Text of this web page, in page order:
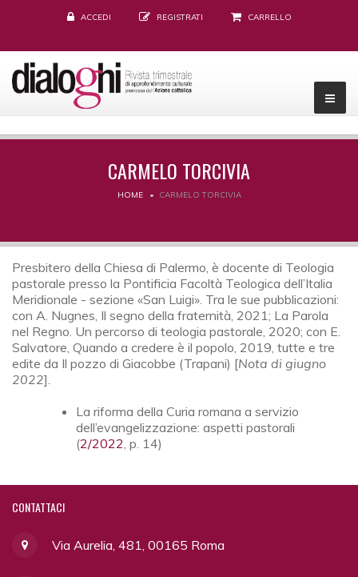
ACCEDI REGISTRATI CARRELLO
CARMELO TORCIVIA
HOME CARMELO TORCIVIA
Presbitero della Chiesa di Palermo, è docente di Teologia
pastorale presso la Pontificia Facoltà Teologica dell’Italia
Meridionale - sezione «San Luigi». Tra le sue pubblicazioni:
con A. Nugnes, Il segno della fraternità, 2021; La Parola
nel Regno. Un percorso di teologia pastorale, 2020; con E.
Salvatore, Quando a credere è il popolo, 2019, tutte e tre
edite da Il pozzo di Giacobbe (Trapani) [Nota di giugno
2022].
La riforma della Curia romana a servizio
dell’evangelizzazione: aspetti pastorali
(2/2022, p. 14)
CONTATTACI
Via Aurelia, 481, 00165 Roma